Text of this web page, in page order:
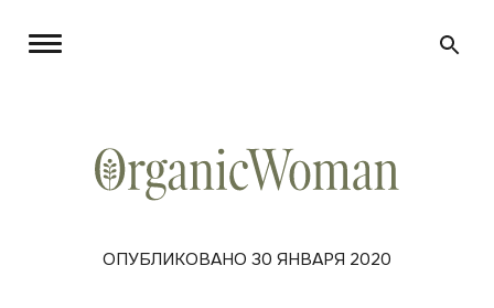
ОПУБЛИКОВАНО 30 ЯНВАРЯ 2020